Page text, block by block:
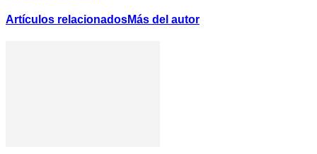
Artículos relacionadosMás del autor